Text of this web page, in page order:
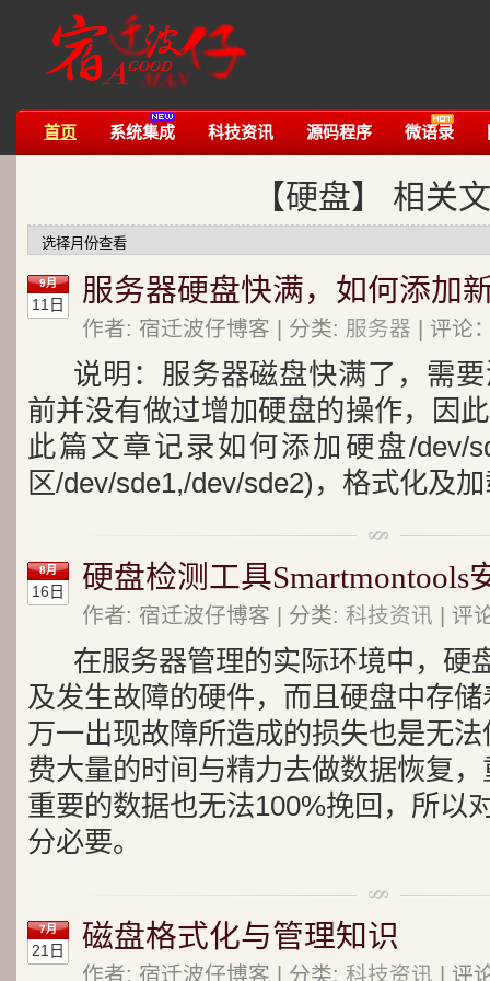
首页 系统集成 科技资讯 源码程序 微语录
【硬盘】 相关
9月
11日 服务器硬盘快满，如何添加
作者: 宿迁波仔博客 | 分类: 服务器 | 评论
说明： 服务器磁盘快满了，需
前并没有做过增加硬盘的操作，因
此篇文章记录如何添加硬盘/dev/
区/dev/sde1,/dev/sde2)，格式化及
8月
16日 硬盘检测工具Smartmontools
作者: 宿迁波仔博客 | 分类: 科技资讯 | 评
在服务器管理的实际环境中，硬
及发生故障的硬件，而且硬盘中存
万一出现故障所造成的损失也是无
费大量的时间与精力去做数据恢复
重要的数据也无法100%挽回，所以
分必要。
7月
21日 磁盘格式化与管理知识
作者: 宿迁波仔博客 | 分类: 科技资讯 | 评